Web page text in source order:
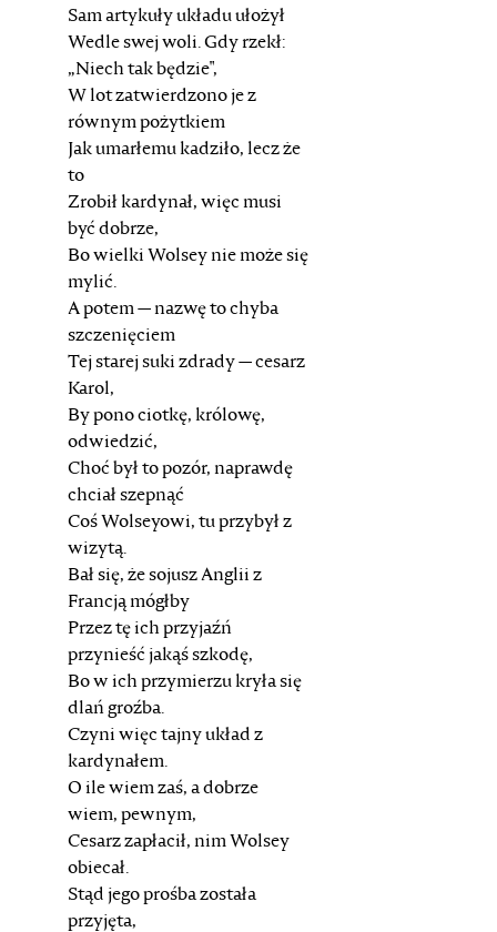
Sam artykuły układu ułożył
Wedle swej woli. Gdy rzekł:
„Niech tak będzie",
W lot zatwierdzono je z
równym pożytkiem
Jak umarłemu kadziło, lecz że
to
Zrobił kardynał, więc musi
być dobrze,
Bo wielki Wolsey nie może się
mylić.
A potem — nazwę to chyba
szczenięciem
Tej starej suki zdrady — cesarz
Karol,
By pono ciotkę, królowę,
odwiedzić,
Choć był to pozór, naprawdę
chciał szepnąć
Coś Wolseyowi, tu przybył z
wizytą.
Bał się, że sojusz Anglii z
Francją mógłby
Przez tę ich przyjaźń
przynieść jakąś szkodę,
Bo w ich przymierzu kryła się
dlań groźba.
Czyni więc tajny układ z
kardynałem.
O ile wiem zaś, a dobrze
wiem, pewnym,
Cesarz zapłacił, nim Wolsey
obiecał.
Stąd jego prośba została
przyjęta,